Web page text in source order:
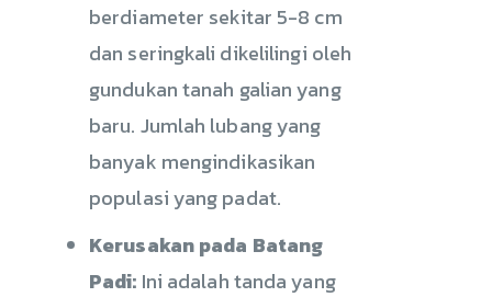
berdiameter sekitar 5-8 cm
dan seringkali dikelilingi oleh
gundukan tanah galian yang
baru. Jumlah lubang yang
banyak mengindikasikan
populasi yang padat.
Kerusakan pada Batang
Padi: Ini adalah tanda yang